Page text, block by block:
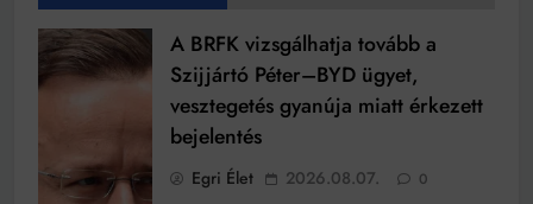
A BRFK vizsgálhatja tovább a
Szijjártó Péter–BYD ügyet,
vesztegetés gyanúja miatt érkezett
bejelentés
Egri Élet 2026.08.07. 0